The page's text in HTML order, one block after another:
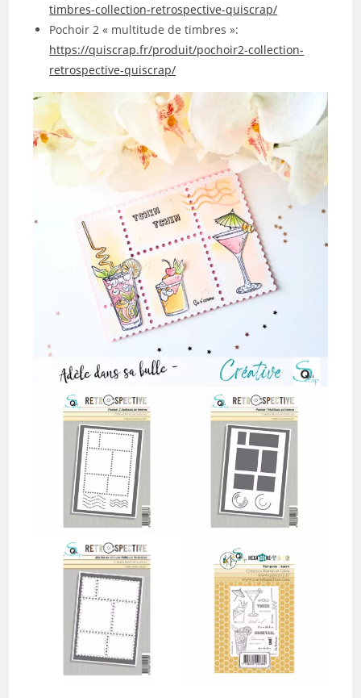
timbres-collection-retrospective-quiscrap/
Pochoir 2 « multitude de timbres »:
https://quiscrap.fr/produit/pochoir2-collection-
retrospective-quiscrap/